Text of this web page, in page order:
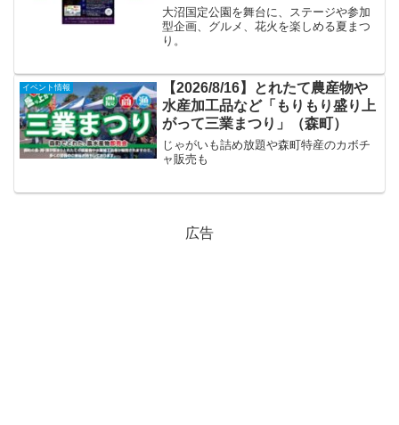
大沼国定公園を舞台に、ステージや参加
型企画、グルメ、花火を楽しめる夏まつ
り。
イベント情報
【2026/8/16】とれたて農産物や
水産加工品など「もりもり盛り上
がって三業まつり」（森町）
じゃがいも詰め放題や森町特産のカボチ
ャ販売も
広告